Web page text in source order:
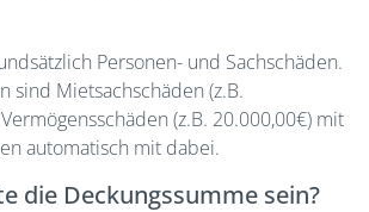
Personen- und Sachschäden.
sind Mietsachschäden (z.B.
(z.B. 20.000,00€) mit
automatisch mit dabei.
die Deckungssumme sein?